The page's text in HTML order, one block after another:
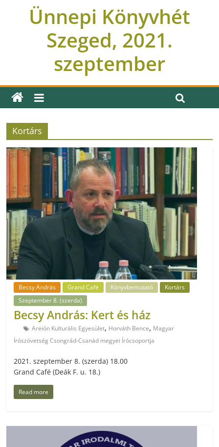
Ünnepi Könyvhét
Szeged, 2021.
szeptember
Kortárs
Becsy András Grand Café Könyvbemutató
Kortárs
Szeptember 8. (szerda)
Becsy András: Kert és ház
Areión Kulturális Egyesület, Horváth Bence, Magyar
Írószövetség Csongrád-Csanád megyei Írócsoportja
2021. szeptember 8. (szerda) 18.00
Grand Café (Deák F. u. 18.)
Read more